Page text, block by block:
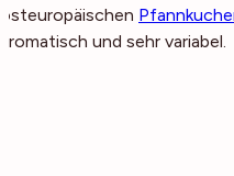
osteuropäischen
aromatisch und sehr variabel.